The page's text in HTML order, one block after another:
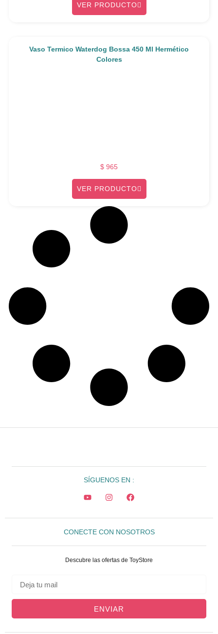
VER PRODUCTO
Vaso Termico Waterdog Bossa 450 Ml Hermético
Colores
$ 965
VER PRODUCTO
SÍGUENOS EN :
CONECTE CON NOSOTROS
Descubre las ofertas de ToyStore
ENVIAR